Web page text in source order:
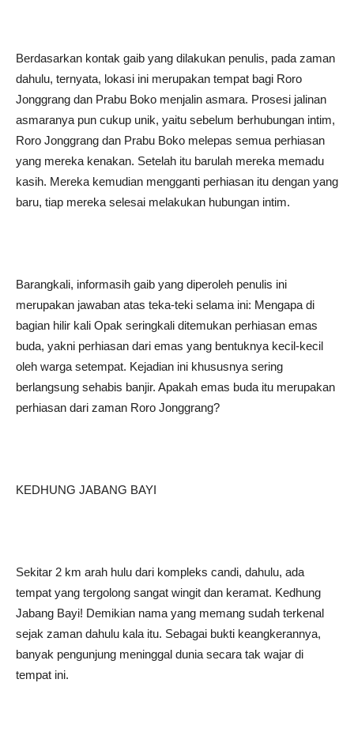
Berdasarkan kontak gaib yang dilakukan penulis, pada zaman
dahulu, ternyata, lokasi ini merupakan tempat bagi Roro
Jonggrang dan Prabu Boko menjalin asmara. Prosesi jalinan
asmaranya pun cukup unik, yaitu sebelum berhubungan intim,
Roro Jonggrang dan Prabu Boko melepas semua perhiasan
yang mereka kenakan. Setelah itu barulah mereka memadu
kasih. Mereka kemudian mengganti perhiasan itu dengan yang
baru, tiap mereka selesai melakukan hubungan intim.
Barangkali, informasih gaib yang diperoleh penulis ini
merupakan jawaban atas teka-teki selama ini: Mengapa di
bagian hilir kali Opak seringkali ditemukan perhiasan emas
buda, yakni perhiasan dari emas yang bentuknya kecil-kecil
oleh warga setempat. Kejadian ini khususnya sering
berlangsung sehabis banjir. Apakah emas buda itu merupakan
perhiasan dari zaman Roro Jonggrang?
KEDHUNG JABANG BAYI
Sekitar 2 km arah hulu dari kompleks candi, dahulu, ada
tempat yang tergolong sangat wingit dan keramat. Kedhung
Jabang Bayi! Demikian nama yang memang sudah terkenal
sejak zaman dahulu kala itu. Sebagai bukti keangkerannya,
banyak pengunjung meninggal dunia secara tak wajar di
tempat ini.